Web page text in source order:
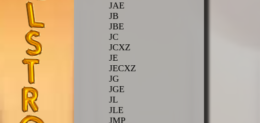
JAE
JB
JBE
JC
JCXZ
JE
JECXZ
JG
JGE
JL
JLE
JMP